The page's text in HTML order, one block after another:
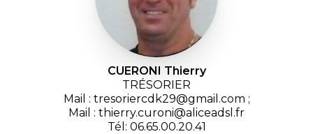
CUERONI Thierry
TRÉSORIER
Mail : tresoriercdk29@gmail.com ;
Mail : thierry.curoni@aliceadsl.fr
Tél: 06.65.00.20.41